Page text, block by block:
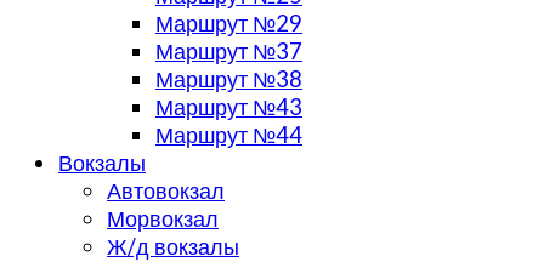
Маршрут №29
Маршрут №37
Маршрут №38
Маршрут №43
Маршрут №44
Вокзалы
Автовокзал
Морвокзал
Ж/д вокзалы